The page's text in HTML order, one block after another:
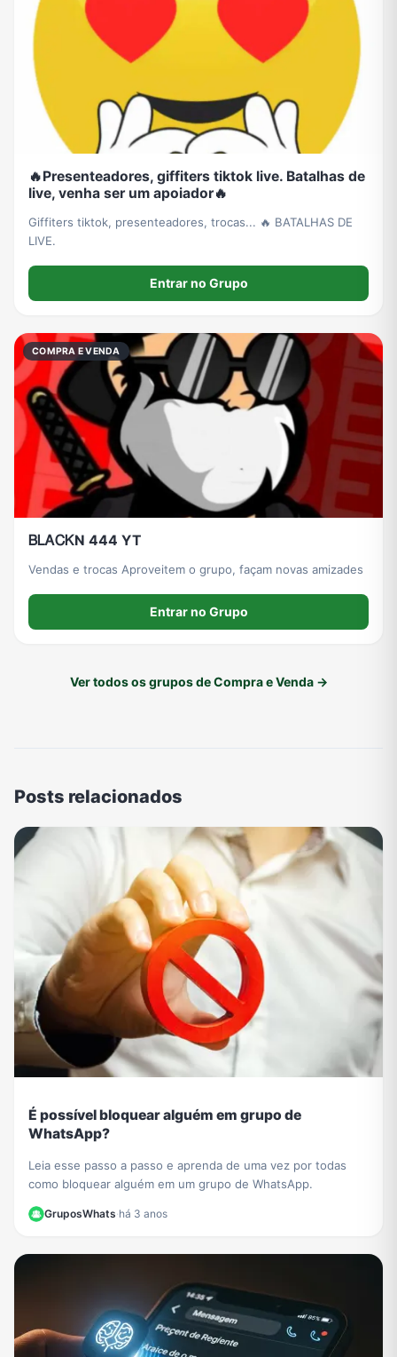
🔥Presenteadores, giffiters tiktok live. Batalhas de
live, venha ser um apoiador🔥
Giffiters tiktok, presenteadores, trocas... 🔥 BATALHAS DE
LIVE.
Entrar no Grupo
COMPRA E VENDA
ᏴᏞᎪᏟᏦN 444 YT
Vendas e trocas Aproveitem o grupo, façam novas amizades
Entrar no Grupo
Ver todos os grupos de Compra e Venda →
Posts relacionados
É possível bloquear alguém em grupo de
WhatsApp?
Leia esse passo a passo e aprenda de uma vez por todas
como bloquear alguém em um grupo de WhatsApp.
GruposWhats·há 3 anos